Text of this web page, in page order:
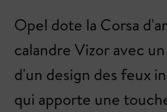
Opel dote la Corsa
calandre Vizor avec
d'un design des feux
qui apporte une